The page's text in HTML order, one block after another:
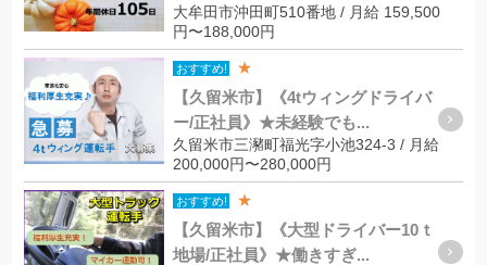
大牟田市沖田町510番地 / 月給 159,500
円〜188,000円
おすすめ! ★
【久留米市】《4tウィングドライバ
ー/正社員》★未経験でも...
久留米市三瀦町福光字小池324-3 / 月給
200,000円〜280,000円
おすすめ! ★
【久留米市】《大型ドライバー10ｔ
地場/正社員》★働きすぎ...